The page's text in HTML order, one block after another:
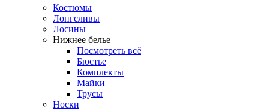
Костюмы
Лонгсливы
Лосины
Нижнее белье
Посмотреть всё
Бюстье
Комплекты
Майки
Трусы
Носки